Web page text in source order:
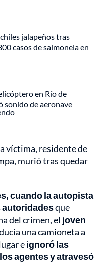
jalapeños tras
casos de salmonela en
en Río de
sonido de aeronave
víctima, residente de
murió tras quedar
cuando la autopista
autoridadesque
del crimen, el joven
una camioneta a
eignoró las
agentes y atravesó